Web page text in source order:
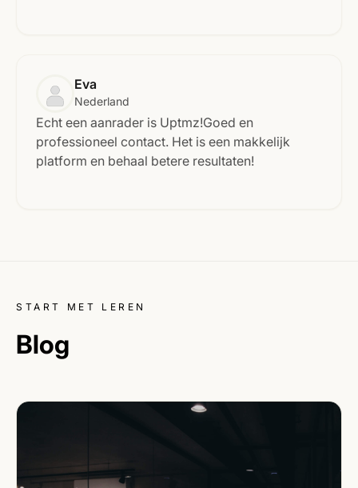
Eva
Nederland
Echt een aanrader is Uptmz!Goed en
professioneel contact. Het is een makkelijk
platform en behaal betere resultaten!
START MET LEREN
Blog